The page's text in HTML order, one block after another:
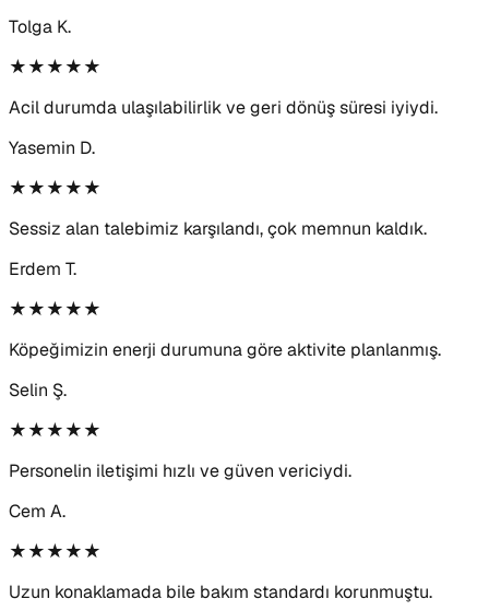
Tolga K.
★★★★★
Acil durumda ulaşılabilirlik ve geri dönüş süresi iyiydi.
Yasemin D.
★★★★★
Sessiz alan talebimiz karşılandı, çok memnun kaldık.
Erdem T.
★★★★★
Köpeğimizin enerji durumuna göre aktivite planlanmış.
Selin Ş.
★★★★★
Personelin iletişimi hızlı ve güven vericiydi.
Cem A.
★★★★★
Uzun konaklamada bile bakım standardı korunmuştu.